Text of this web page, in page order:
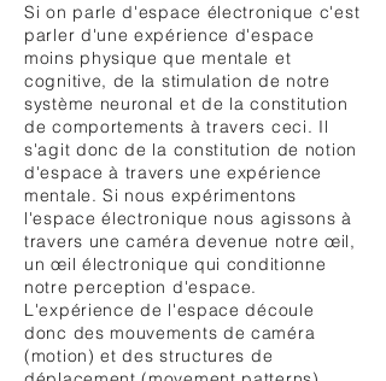
Si on parle d'espace électronique c'est
parler d'une expérience d'espace
moins physique que mentale et
cognitive, de la stimulation de notre
système neuronal et de la constitution
de comportements à travers ceci. Il
s'agit donc de la constitution de notion
d'espace à travers une expérience
mentale. Si nous expérimentons
l'espace électronique nous agissons à
travers une caméra devenue notre œil,
un œil électronique qui conditionne
notre perception d'espace.
L'expérience de l'espace découle
donc des mouvements de caméra
(motion) et des structures de